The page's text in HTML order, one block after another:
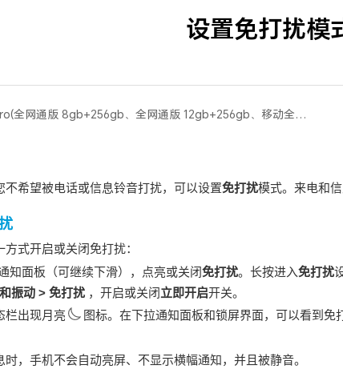
设置免打扰模
荣耀60 Pro(全网通版 8gb+256gb、全网通版 12gb+256gb、移动全网通版 8gb+256gb)
不希望被电话或信息铃音打扰，可以设置免打扰模式。来电和
式开启或关闭免打扰：
知面板（可继续下滑），点亮或关闭免打扰。长按进入免打扰
振动> 免打扰 ，开启或关闭立即开启开关。
栏出现月亮
图标。在下拉通知面板和锁屏界面，可以看到免
， 手机不会自动亮屏、不显示横幅通知，并且被静音。